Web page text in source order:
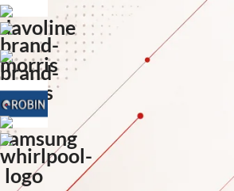
DAVOLINE
Morris
Pitsos
SAMSUNG
WHIRLPOOL
MORITZ